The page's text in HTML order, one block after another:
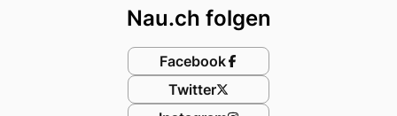
Nau.ch folgen
Facebook
Twitter